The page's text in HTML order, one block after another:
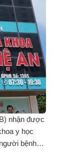
nhận được
y học
bệnh